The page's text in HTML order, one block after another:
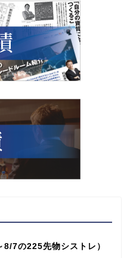
7の225先物シストレ）